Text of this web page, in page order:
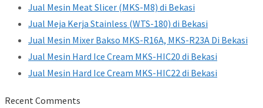
Jual Mesin Meat Slicer (MKS-M8) di Bekasi
Jual Meja Kerja Stainless (WTS-180) di Bekasi
Jual Mesin Mixer Bakso MKS-R16A, MKS-R23A Di Bekasi
Jual Mesin Hard Ice Cream MKS-HIC20 di Bekasi
Jual Mesin Hard Ice Cream MKS-HIC22 di Bekasi
Recent Comments